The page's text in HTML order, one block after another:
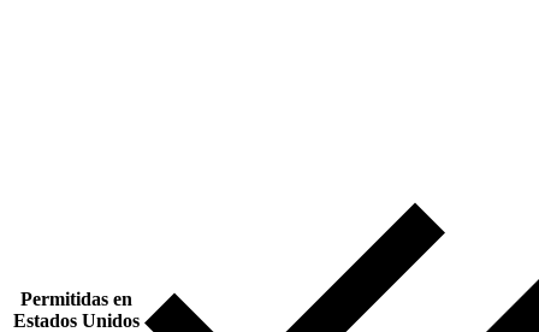
Permitidas en
Estados Unidos